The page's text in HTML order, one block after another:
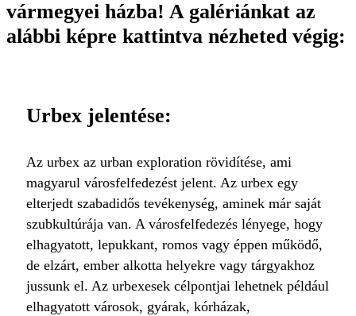
vármegyei házba! A galériánkat az
alábbi képre kattintva nézheted végig:
Urbex jelentése:
Az urbex az urban exploration rövidítése, ami
magyarul városfelfedezést jelent. Az urbex egy
elterjedt szabadidős tevékenység, aminek már saját
szubkultúrája van. A városfelfedezés lényege, hogy
elhagyatott, lepukkant, romos vagy éppen működő,
de elzárt, ember alkotta helyekre vagy tárgyakhoz
jussunk el. Az urbexesek célpontjai lehetnek például
elhagyatott városok, gyárak, kórházak,